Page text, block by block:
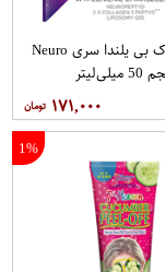
کرم ضد چروک بی یلندا سری Neuro
۱۷۱,۰۰۰
1%